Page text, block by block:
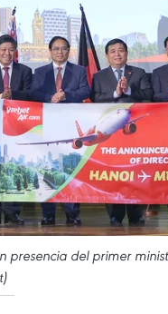
del primer